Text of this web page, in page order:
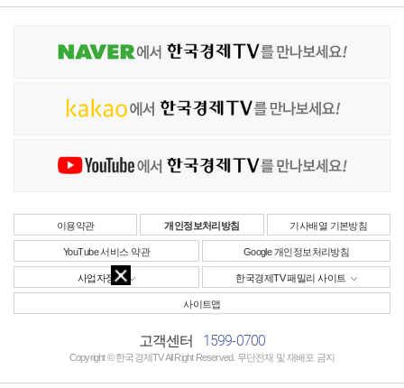
이용약관 개인정보처리방침 기사배열 기본방침
YouTube 서비스 약관 Google 개인정보처리방침
사업자정보 한국경제TV 패밀리 사이트
사이트맵
고객센터 1599-0700
Copyright © 한국경제TV All Right Reserved. 무단전재 및 재배포 금지